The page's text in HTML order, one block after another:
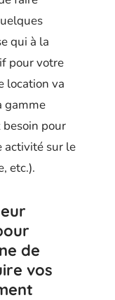
qui à la
pour votre
location va
gamme
besoin pour
activité sur le
etc.).
de
vos